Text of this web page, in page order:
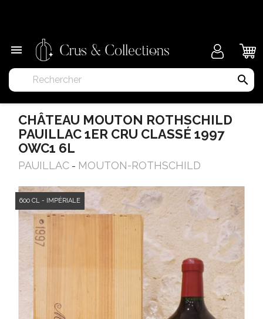

search
CHÂTEAU MOUTON ROTHSCHILD
PAUILLAC 1ER CRU CLASSÉ 1997
OWC1 6L
PAUILLAC - MOUTON-ROTHSCHILD
600 CL - IMPÉRIALE